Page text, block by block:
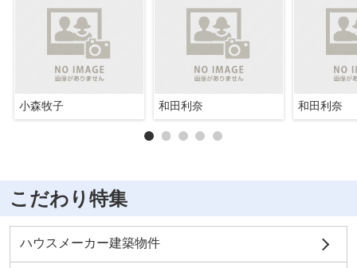
小森牧子 和田利奈 和田利奈
こだわり特集
ハウスメーカー建築物件